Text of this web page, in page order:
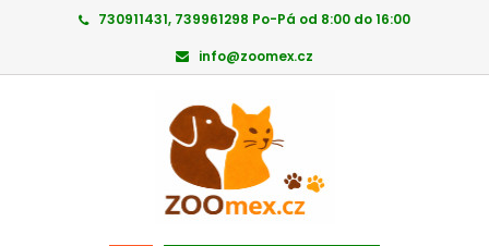
730911431, 739961298 Po-Pá od 8:00 do 16:00
info@zoomex.cz